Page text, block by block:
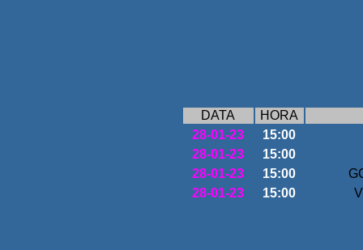
DATA
HORA
28-01-23
15:00
28-01-23
15:00
28-01-23
15:00
28-01-23
15:00